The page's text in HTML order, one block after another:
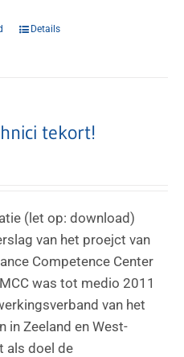
Details
tekort!
(let op: download)
van het proejct van
Competence Center
was tot medio 2011
van het
in Zeeland en West-
als doel de